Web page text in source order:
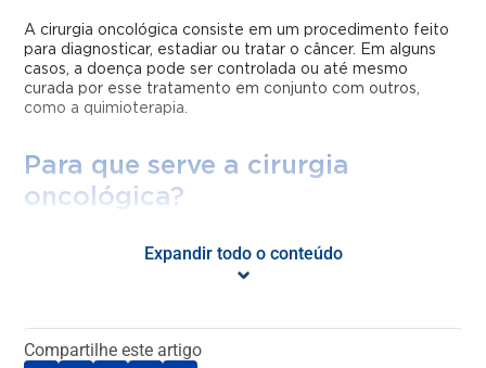
A cirurgia oncológica consiste em um procedimento feito
para diagnosticar, estadiar ou tratar o câncer. Em alguns
casos, a doença pode ser controlada ou até mesmo
curada por esse tratamento em conjunto com outros,
como a quimioterapia.
Para que serve a cirurgia
oncológica?
Este tipo de cirurgia tem como principal objetivo a
remoção de tumores malignos, ou a redução de seu
A cirurgia oncológica também é uma maneira de avaliar a
Expandir todo o conteúdo
Compartilhe este artigo